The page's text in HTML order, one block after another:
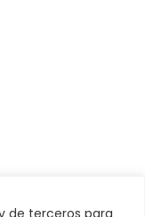
de terceros para